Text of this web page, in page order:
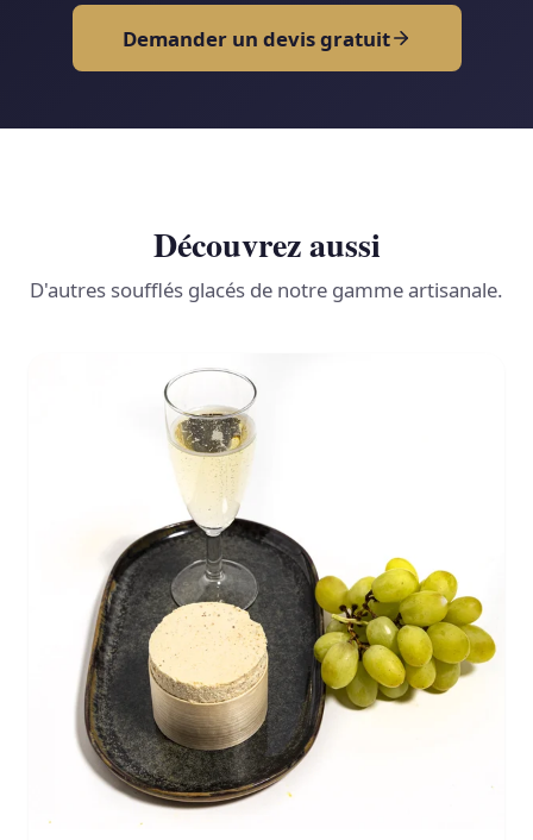
Demander un devis gratuit
Découvrez aussi
D'autres soufflés glacés de notre gamme artisanale.